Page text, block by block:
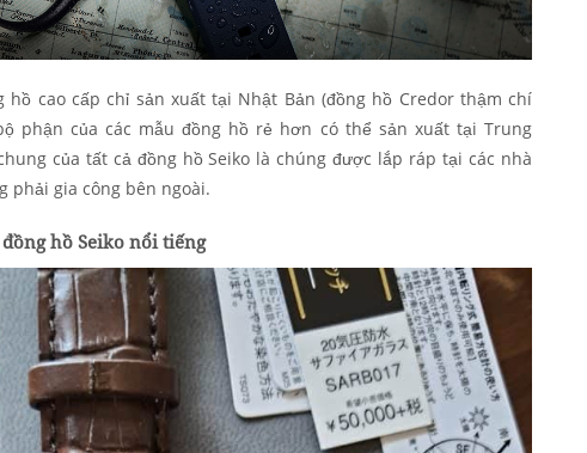
hồ cao cấp chỉ sản xuất tại Nhật Bản (đồng hồ Credor thậm chí
phận của các mẫu đồng hồ rẻ hơn có thể sản xuất tại Trung
của tất cả đồng hồ Seiko là chúng được lắp ráp tại các nhà
phải gia công bên ngoài.
hồ Seiko nổi tiếng